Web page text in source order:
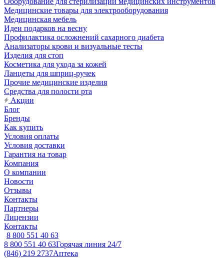
Медицинские товары для электрооборудования
Медицинская мебель
Идеи подарков на весну
Профилактика осложнений сахарного диабета
Анализаторы крови и визуальные тесты
Изделия для стоп
Косметика для ухода за кожей
Ланцеты для шприц-ручек
Прочие медицинские изделия
Средства для полости рта
Акции
Блог
Бренды
Как купить
Условия оплаты
Условия доставки
Гарантия на товар
Компания
О компании
Новости
Отзывы
Контакты
Партнеры
Лицензии
Контакты
8 800 551 40 63
8 800 551 40 63Горячая линия 24/7
(846) 219 2737Аптека